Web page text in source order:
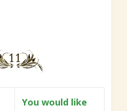
You would like